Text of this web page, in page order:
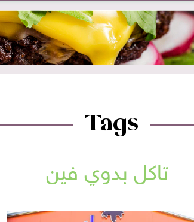
Tags
تاكل بدوي فين